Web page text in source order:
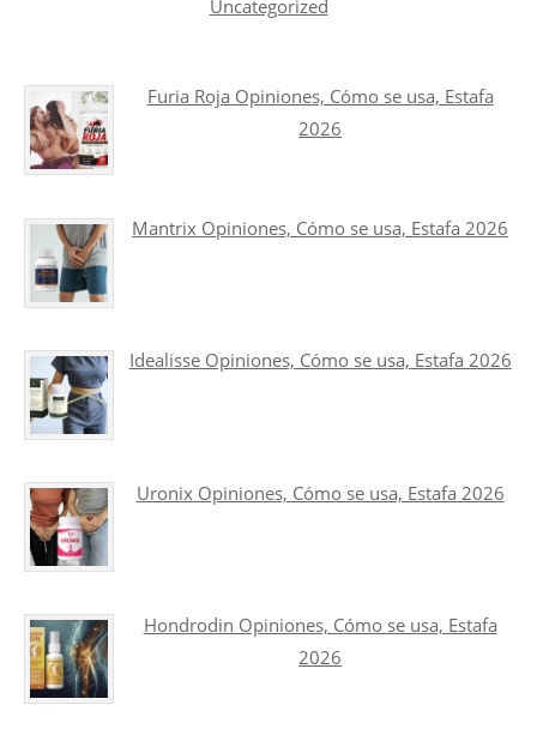
Uncategorized
Furia Roja Opiniones, Cómo se usa, Estafa
2026
Mantrix Opiniones, Cómo se usa, Estafa 2026
Idealisse Opiniones, Cómo se usa, Estafa 2026
Uronix Opiniones, Cómo se usa, Estafa 2026
Hondrodin Opiniones, Cómo se usa, Estafa
2026